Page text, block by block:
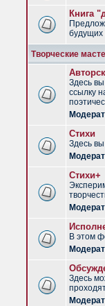
Книга
будущих
Творческие
Здесь
ссылку
Стихи
Здесь
Стихи+
В этом
Здесь